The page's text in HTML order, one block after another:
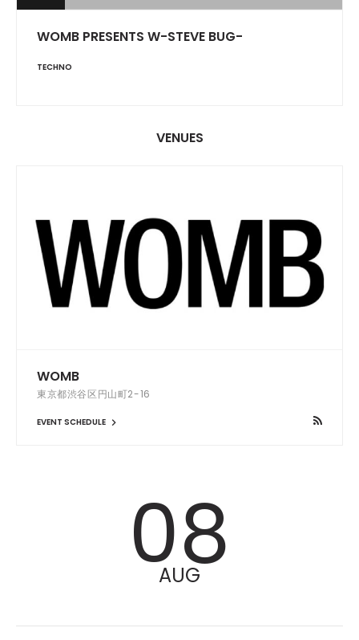
WOMB PRESENTS W-STEVE BUG-
TECHNO
VENUES
WOMB
東京都渋谷区円山町2-16
EVENT SCHEDULE
08
AUG